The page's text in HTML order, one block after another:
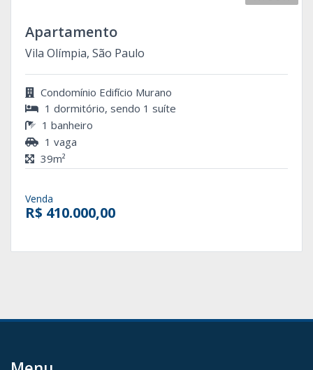
Apartamento
Vila Olímpia, São Paulo
Condomínio Edifício Murano
1 dormitório, sendo 1 suíte
1 banheiro
1 vaga
39m²
Venda
R$ 410.000,00